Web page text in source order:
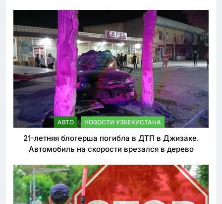
АВТО НОВОСТИ УЗБЕКИСТАНА
21-летняя блогерша погибла в ДТП в Джизаке.
Автомобиль на скорости врезался в дерево